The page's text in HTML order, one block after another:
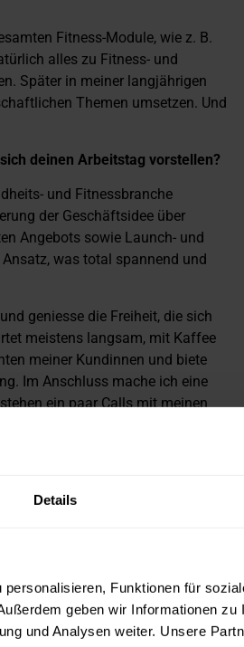
Details
Funktionen für
geben wir Informationen zu
und Analysen weiter. Unsere
Fitness-Module, wie z. B.
alles zu Fitness- und
Später in meiner langjährigen
Themen umsetzen. Und
deinen Arbeitstag vorstellen?
und Fitnessbranche
der Geschäftsidee über
Angebots sowie Launch- und
was total spannend und
geniesse die Freiheit, die sich
meistens langsam, mit Kaffee
meiner Kundinnen und biete
Im Anschluss mache ich eine
ein paar Calls mit meinen
weiterwachsen und
Am Abend schaue ich mir den
aus?
selbstständig
zu sein. Und das ist für
vor der Kamera zu sein oder nicht
richtigen Strategien und
dass ich Zeit habe, meinen